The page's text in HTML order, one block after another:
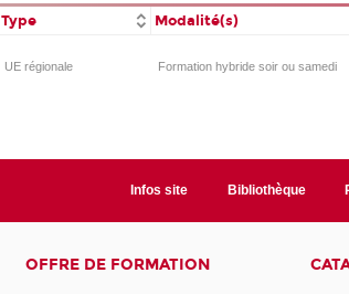
Type Modalité(s)
UE régionale Formation hybride soir ou samedi
Infos site Bibliothèque
OFFRE DE FORMATION